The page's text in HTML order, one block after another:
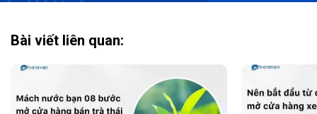
Bài viết liên quan: